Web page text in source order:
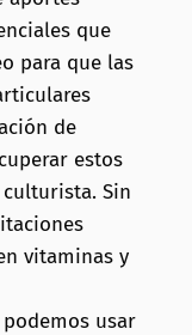
que
para que las
de
estos
Sin
vitaminas y
usar